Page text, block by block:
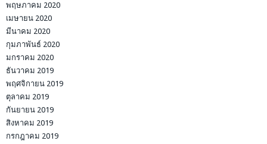
พฤษภาคม 2020
เมษายน 2020
มีนาคม 2020
กุมภาพันธ์ 2020
มกราคม 2020
ธันวาคม 2019
พฤศจิกายน 2019
ตุลาคม 2019
กันยายน 2019
สิงหาคม 2019
กรกฎาคม 2019